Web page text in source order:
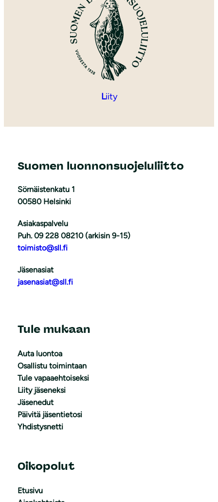
Liity
Suomen luonnonsuojeluliitto
Sörnäistenkatu 1
00580 Helsinki
Asiakaspalvelu
Puh. 09 228 08210 (arkisin 9-15)
toimisto@sll.fi
Jäsenasiat
jasenasiat@sll.fi
Tule mukaan
Auta luontoa
Osallistu toimintaan
Tule vapaaehtoiseksi
Liity jäseneksi
Jäsenedut
Päivitä jäsentietosi
Yhdistysnetti
Oikopolut
Etusivu